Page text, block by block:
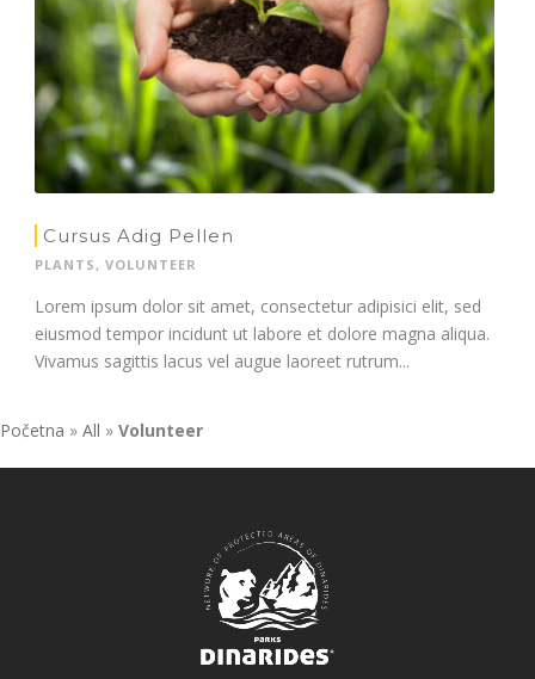
Cursus Adig Pellen
PLANTS, VOLUNTEER
Lorem ipsum dolor sit amet, consectetur adipisici elit, sed
eiusmod tempor incidunt ut labore et dolore magna aliqua.
Vivamus sagittis lacus vel augue laoreet rutrum...
Početna » All » Volunteer